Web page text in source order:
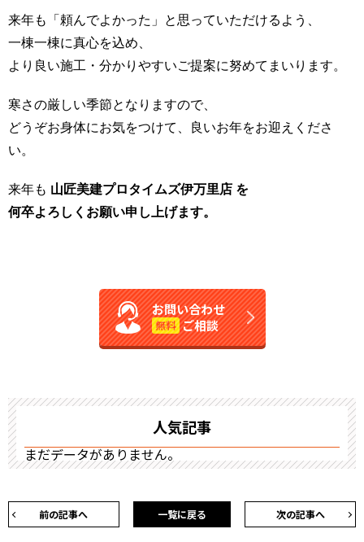
来年も「頼んでよかった」と思っていただけるよう、
一棟一棟に真心を込め、
より良い施工・分かりやすいご提案に努めてまいります。
寒さの厳しい季節となりますので、
どうぞお身体にお気をつけて、良いお年をお迎えくださ
い。
来年も 山匠美建プロタイムズ伊万里店 を
何卒よろしくお願い申し上げます。
お問い合わせ
無料 ご相談
人気記事
まだデータがありません。
前の記事へ 次の記事へ
一覧に戻る